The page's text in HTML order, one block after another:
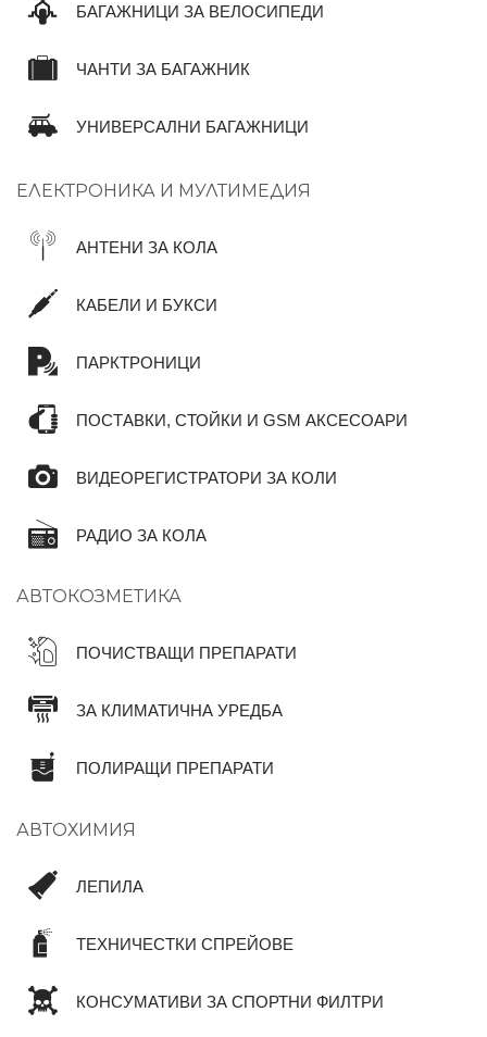
БАГАЖНИЦИ ЗА ВЕЛОСИПЕДИ
ЧАНТИ ЗА БАГАЖНИК
УНИВЕРСАЛНИ БАГАЖНИЦИ
ЕЛЕКТРОНИКА И МУЛТИМЕДИЯ
АНТЕНИ ЗА КОЛА
КАБЕЛИ И БУКСИ
ПАРКТРОНИЦИ
ПОСТАВКИ, СТОЙКИ И GSM АКСЕСОАРИ
ВИДЕОРЕГИСТРАТОРИ ЗА КОЛИ
РАДИО ЗА КОЛА
АВТОКОЗМЕТИКА
ПОЧИСТВАЩИ ПРЕПАРАТИ
ЗА КЛИМАТИЧНА УРЕДБА
ПОЛИРАЩИ ПРЕПАРАТИ
АВТОХИМИЯ
ЛЕПИЛА
ТЕХНИЧЕСТКИ СПРЕЙОВЕ
КОНСУМАТИВИ ЗА СПОРТНИ ФИЛТРИ